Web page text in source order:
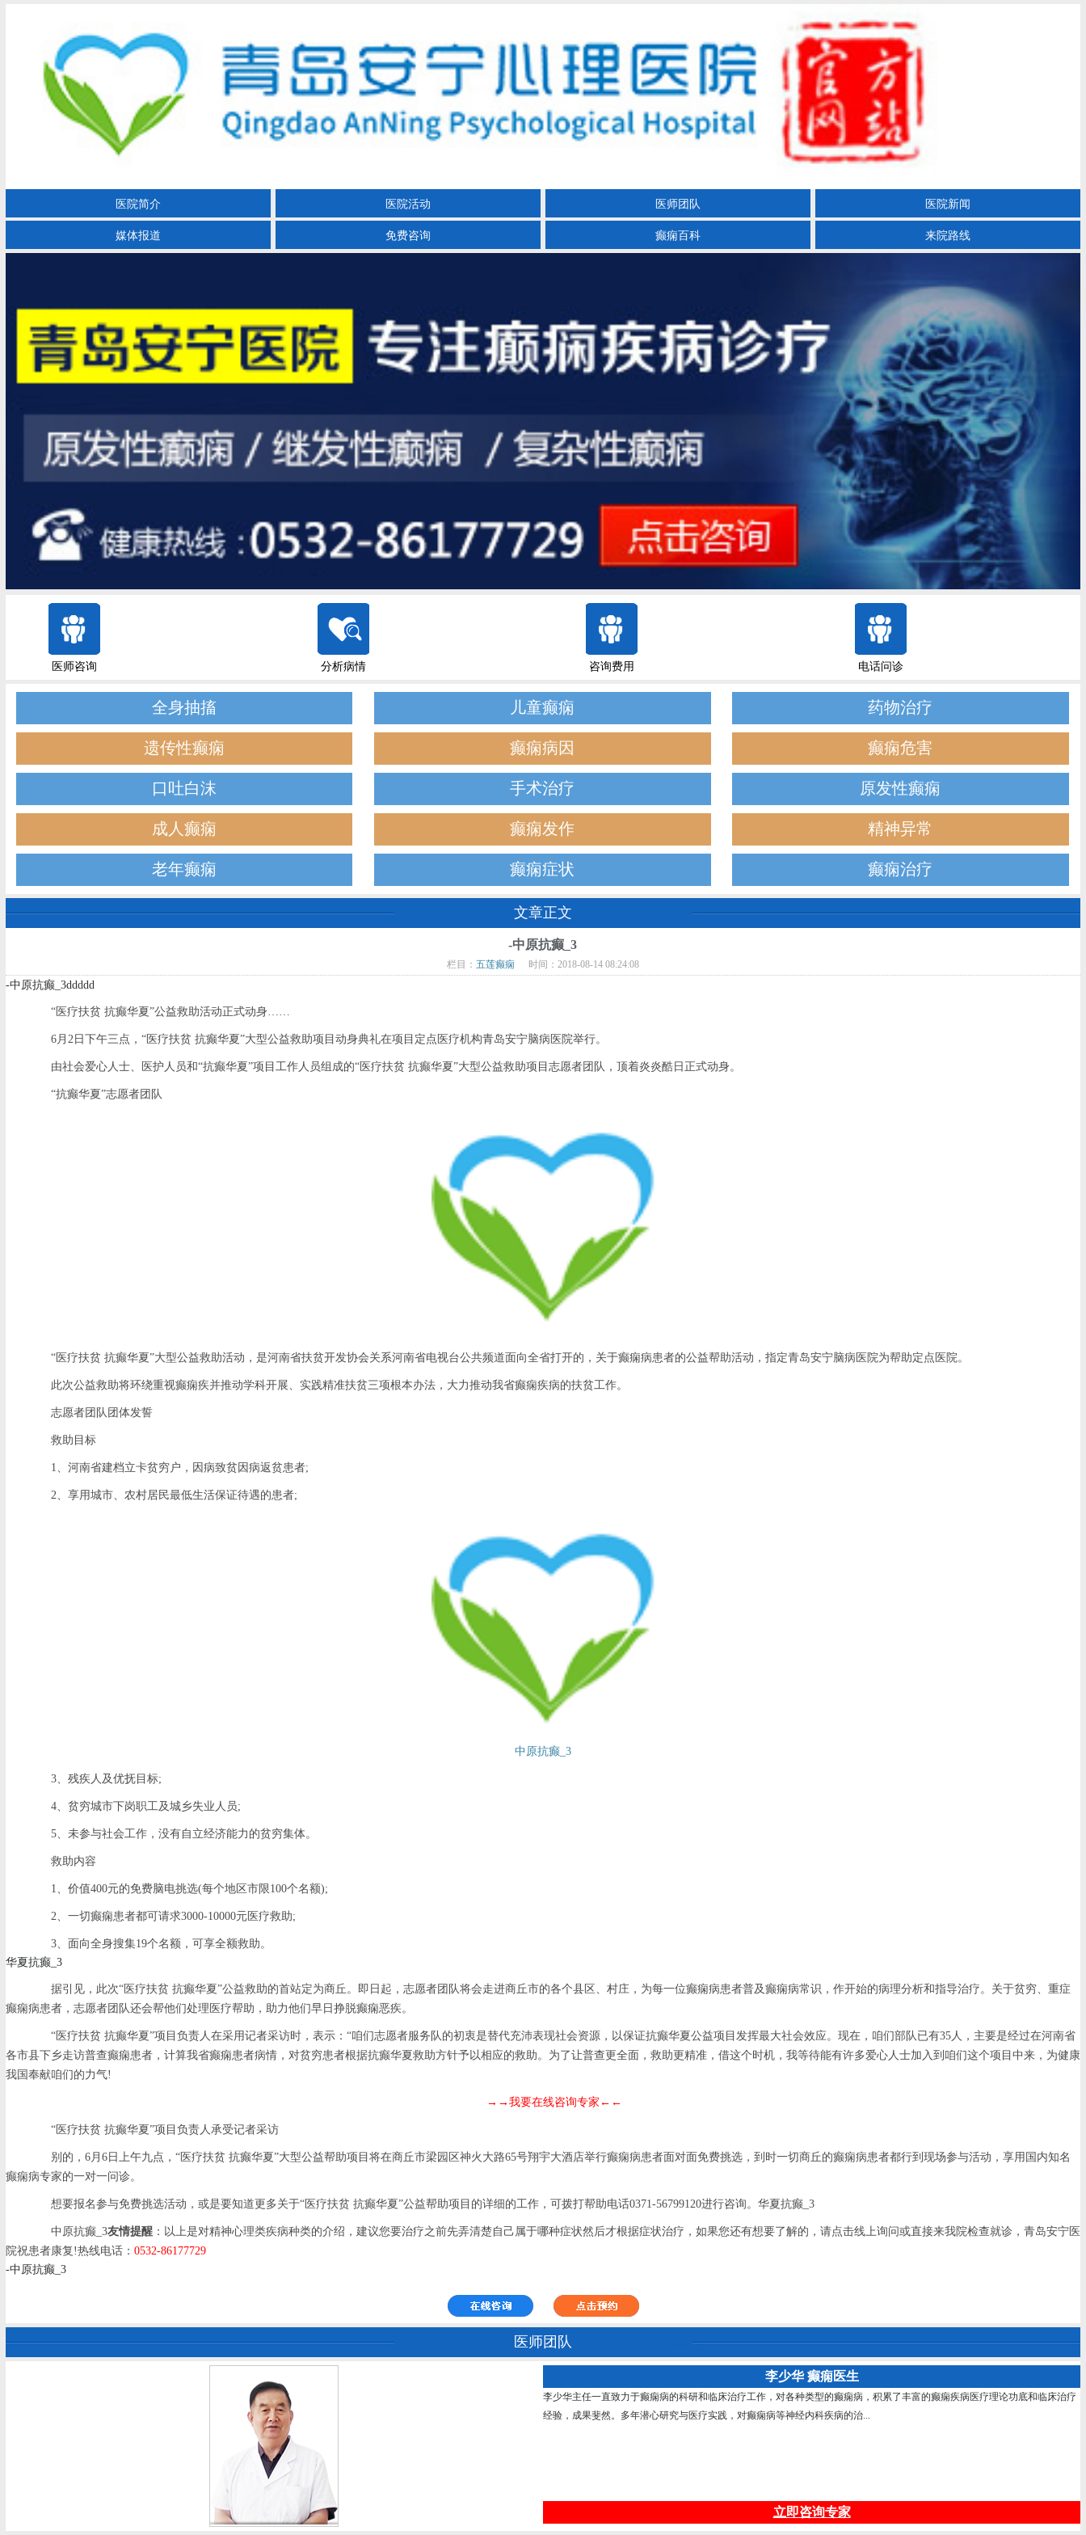
医院简介 医院活动 医师团队 医院新闻
媒体报道 免费咨询 癫痫百科 来院路线
医师咨询 分析病情 咨询费用 电话问诊
全身抽搐 儿童癫痫 药物治疗
遗传性癫痫 癫痫病因 癫痫危害
口吐白沫 手术治疗 原发性癫痫
成人癫痫 癫痫发作 精神异常
老年癫痫 癫痫症状 癫痫治疗
文章正文
-中原抗癫_3
栏目： 五莲癫痫 时间：2018-08-14 08:24:08
-中原抗癫_3ddddd
“医疗扶贫 抗癫华夏”公益救助活动正式动身……
6月2日下午三点，“医疗扶贫 抗癫华夏”大型公益救助项目动身典礼在项目定点医疗机构青岛安宁脑病医院举行。
由社会爱心人士、医护人员和“抗癫华夏”项目工作人员组成的“医疗扶贫 抗癫华夏”大型公益救助项目志愿者团队，顶着炎炎酷日正式动身。
“抗癫华夏”志愿者团队
“医疗扶贫 抗癫华夏”大型公益救助活动，是河南省扶贫开发协会关系河南省电视台公共频道面向全省打开的，关于癫痫病患者的公益帮助活动，指定青岛安宁脑病医院为帮助定点医院。
此次公益救助将环绕重视癫痫疾并推动学科开展、实践精准扶贫三项根本办法，大力推动我省癫痫疾病的扶贫工作。
志愿者团队团体发誓
救助目标
1、河南省建档立卡贫穷户，因病致贫因病返贫患者;
2、享用城市、农村居民最低生活保证待遇的患者;
中原抗癫_3
3、残疾人及优抚目标;
4、贫穷城市下岗职工及城乡失业人员;
5、未参与社会工作，没有自立经济能力的贫穷集体。
救助内容
1、价值400元的免费脑电挑选(每个地区市限100个名额);
2、一切癫痫患者都可请求3000-10000元医疗救助;
3、面向全身搜集19个名额，可享全额救助。
华夏抗癫_3
据引见，此次“医疗扶贫 抗癫华夏”公益救助的首站定为商丘。即日起，志愿者团队将会走进商丘市的各个县区、村庄，为每一位癫痫病患者普及癫痫病常识，作开始的病理分析和指导治疗。关于贫穷、重症
癫痫病患者，志愿者团队还会帮他们处理医疗帮助，助力他们早日挣脱癫痫恶疾。
“医疗扶贫 抗癫华夏”项目负责人在采用记者采访时，表示：“咱们志愿者服务队的初衷是替代充沛表现社会资源，以保证抗癫华夏公益项目发挥最大社会效应。现在，咱们部队已有35人，主要是经过在河南省
各市县下乡走访普查癫痫患者，计算我省癫痫患者病情，对贫穷患者根据抗癫华夏救助方针予以相应的救助。为了让普查更全面，救助更精准，借这个时机，我等待能有许多爱心人士加入到咱们这个项目中来，为健康
我国奉献咱们的力气!
→→我要在线咨询专家←←
“医疗扶贫 抗癫华夏”项目负责人承受记者采访
别的，6月6日上午九点，“医疗扶贫 抗癫华夏”大型公益帮助项目将在商丘市梁园区神火大路65号翔宇大酒店举行癫痫病患者面对面免费挑选，到时一切商丘的癫痫病患者都行到现场参与活动，享用国内知名
癫痫病专家的一对一问诊。
想要报名参与免费挑选活动，或是要知道更多关于“医疗扶贫 抗癫华夏”公益帮助项目的详细的工作，可拨打帮助电话0371-56799120进行咨询。华夏抗癫_3
中原抗癫_3友情提醒：以上是对精神心理类疾病种类的介绍，建议您要治疗之前先弄清楚自己属于哪种症状然后才根据症状治疗，如果您还有想要了解的，请点击线上询问或直接来我院检查就诊，青岛安宁医
院祝患者康复!热线电话： 0532-86177729
-中原抗癫_3
医师团队
李少华 癫痫医生
李少华主任一直致力于癫痫病的科研和临床治疗工作，对各种类型的癫痫病，积累了丰富的癫痫疾病医疗理论功底和临床治疗
经验，成果斐然。多年潜心研究与医疗实践，对癫痫病等神经内科疾病的治...
立即咨询专家